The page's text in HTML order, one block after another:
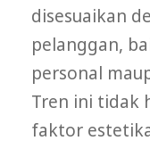
disesuaikan
pelanggan,
personal
Tren ini tidak
faktor